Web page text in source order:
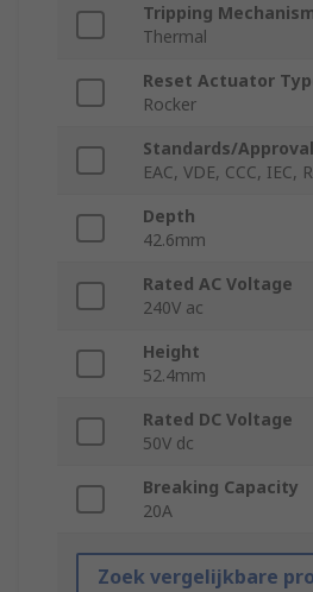
Tripping
Thermal
Reset Actuator
Rocker
Standards/
EAC, VDE, CCC, IEC,
Depth
42.6mm
Rated AC Voltage
240V ac
Height
52.4mm
Rated DC Voltage
50V dc
Breaking Capacity
20A
Zoek vergelijkbare